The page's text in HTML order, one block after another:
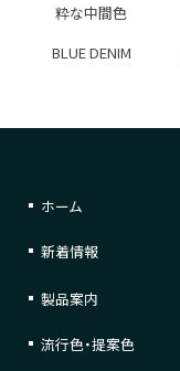
粋な中間色
BLUE DENIM
ホーム
新着情報
製品案内
流行色・提案色